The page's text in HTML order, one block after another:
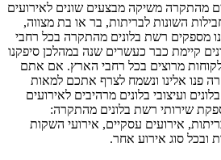
מהתקרה משיקה מבצעים שונים לאירועים
השונות לבריתות, בר או בת מצווה,
מספקים רשת בלונים מהתקרה בכל רחבי
קיימת כבר כעשרים שנה במהלכן סיפקנו
לקוחות מרוצים בכל רחבי הארץ. אם אתם
פנו אלינו ונשמח לצרף אתכם למאות
ועיצובי בלונים מרהיבים לאירועים
שירותי רשת בלונים מהתקרה:
אירועים עסקיים, אירועי השקות
ובכל סוג אירוע אחר.